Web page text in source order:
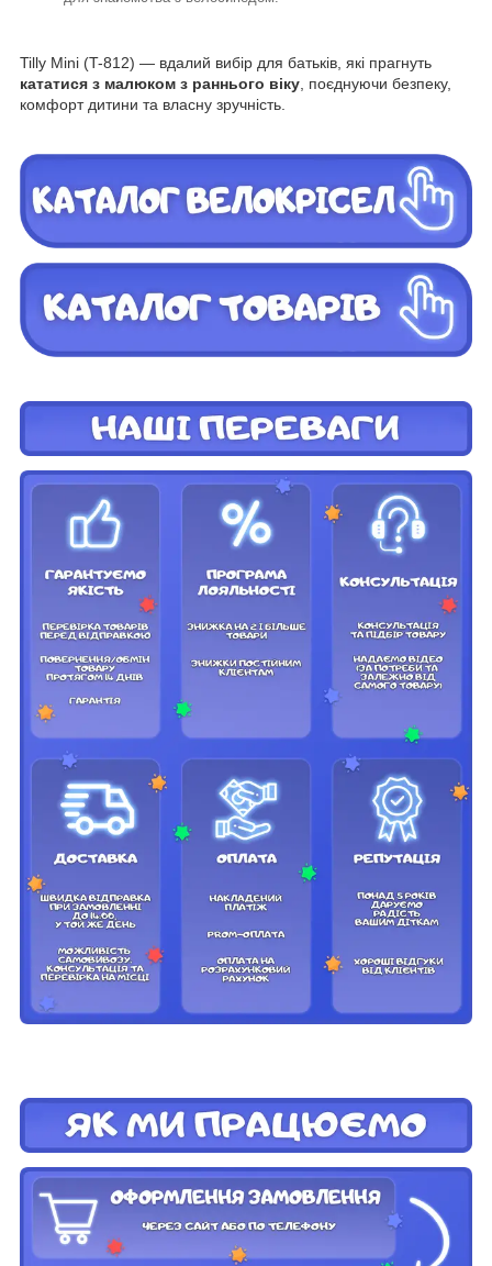
Tilly Mini (T-812) — вдалий вибір для батьків, які прагнуть
кататися з малюком з раннього віку, поєднуючи безпеку,
комфорт дитини та власну зручність.